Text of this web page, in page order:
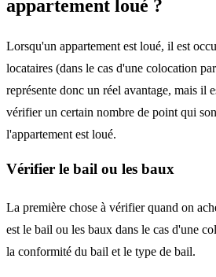
appartement loué ?
Lorsqu'un appartement est loué, il est
locataires (dans le cas d'une colocation
représente donc un réel avantage, mais il
vérifier un certain nombre de point qui
l'appartement est loué.
Vérifier le bail ou les baux
La première chose à vérifier quand on
est le bail ou les baux dans le cas d'une
la conformité du bail et le type de bail.